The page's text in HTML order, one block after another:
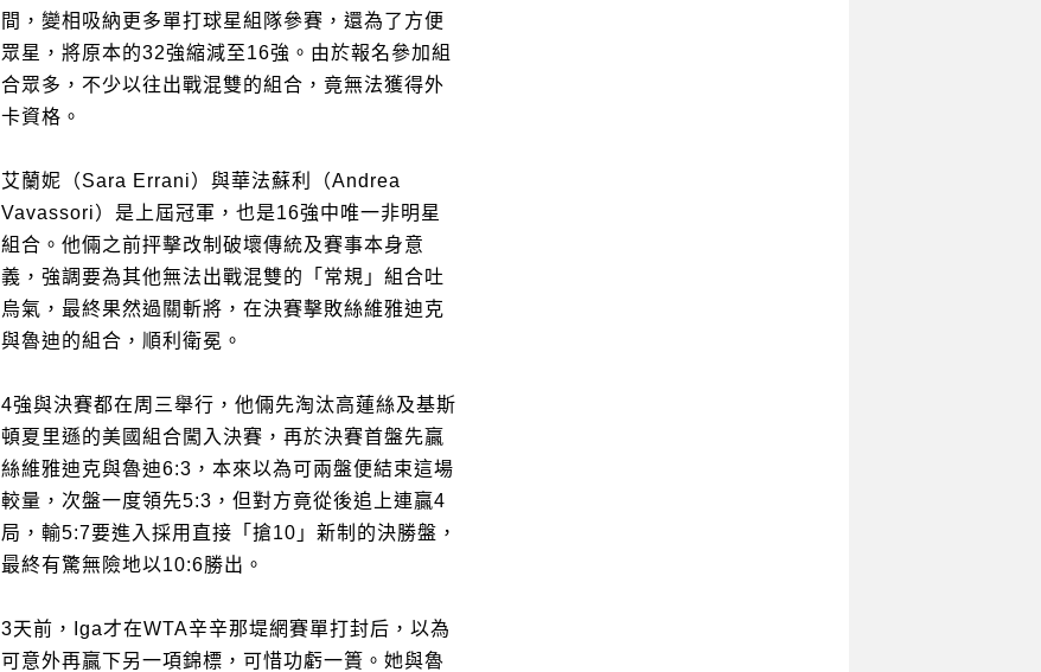
間，變相吸納更多單打球星組隊參賽，還為了方便
眾星，將原本的32強縮減至16強。由於報名參加組
合眾多，不少以往出戰混雙的組合，竟無法獲得外
卡資格。
艾蘭妮（Sara Errani）與華法蘇利（Andrea
Vavassori）是上屆冠軍，也是16強中唯一非明星
組合。他倆之前抨擊改制破壞傳統及賽事本身意
義，強調要為其他無法出戰混雙的「常規」組合吐
烏氣，最終果然過關斬將，在決賽擊敗絲維雅迪克
與魯迪的組合，順利衛冕。
4強與決賽都在周三舉行，他倆先淘汰高蓮絲及基斯
頓夏里遜的美國組合闖入決賽，再於決賽首盤先贏
絲維雅迪克與魯迪6:3，本來以為可兩盤便結束這場
較量，次盤一度領先5:3，但對方竟從後追上連贏4
局，輸5:7要進入採用直接「搶10」新制的決勝盤，
最終有驚無險地以10:6勝出。
3天前，Iga才在WTA辛辛那堤網賽單打封后，以為
可意外再贏下另一項錦標，可惜功虧一簣。她與魯